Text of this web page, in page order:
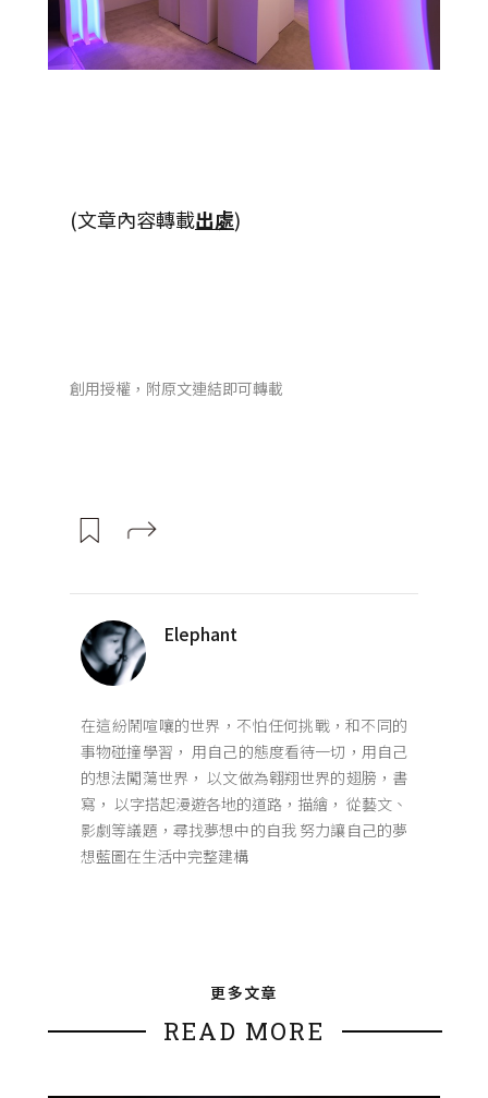
(文章內容轉載出處)
創用授權，附原文連結即可轉載
Elephant
在這紛鬧喧嚷的世界，不怕任何挑戰，和不同的
事物碰撞學習， 用自己的態度看待一切，用自己
的想法闖蕩世界， 以文做為翱翔世界的翅膀，書
寫， 以字搭起漫遊各地的道路，描繪， 從藝文、
影劇等議題，尋找夢想中的自我 努力讓自己的夢
想藍圖在生活中完整建構
更多文章
READ MORE